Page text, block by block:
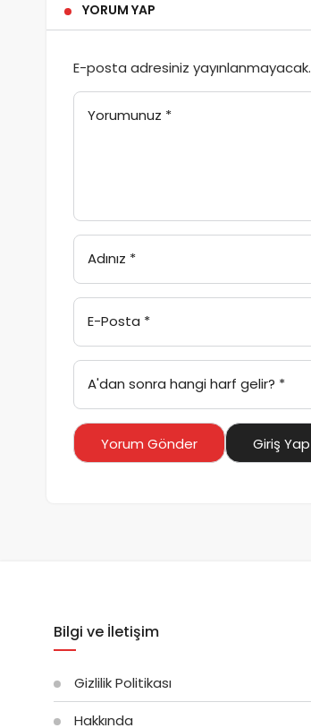
YORUM YAP
E-posta adresiniz yayınlanmayacak.
Yorumunuz *
Adınız *
E-Posta *
A'dan sonra hangi harf gelir? *
Yorum Gönder Giriş Yap
Bilgi ve İletişim
Gizlilik Politikası
Hakkında